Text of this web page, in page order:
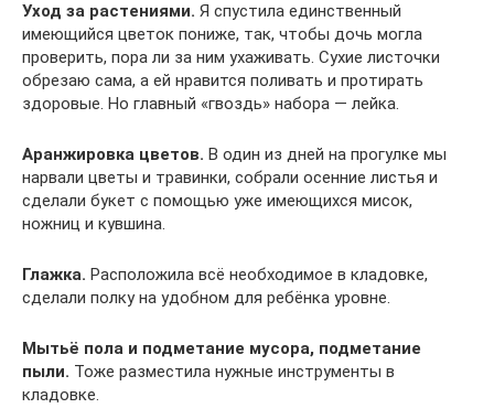
Уход за растениями. Я спустила единственный
имеющийся цветок пониже, так, чтобы дочь могла
проверить, пора ли за ним ухаживать. Сухие листочки
обрезаю сама, а ей нравится поливать и протирать
здоровые. Но главный «гвоздь» набора — лейка.
Аранжировка цветов. В один из дней на прогулке мы
нарвали цветы и травинки, собрали осенние листья и
сделали букет с помощью уже имеющихся мисок,
ножниц и кувшина.
Глажка. Расположила всё необходимое в кладовке,
сделали полку на удобном для ребёнка уровне.
Мытьё пола и подметание мусора, подметание
пыли. Тоже разместила нужные инструменты в
кладовке.